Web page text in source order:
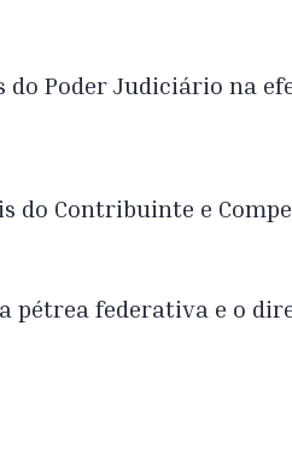
do Poder Judiciário na
do Contribuinte e
pétrea federativa e o